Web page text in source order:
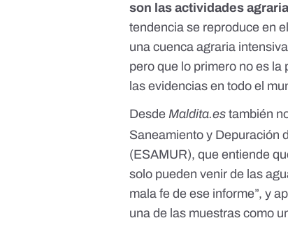
son las actividades
tendencia se reproduce en
una cuenca agraria
pero que lo primero no es
las evidencias en todo el
DesdeMaldita.es también
Saneamiento y Depuración
(ESAMUR), que entiende
solo pueden venir de las
mala fe de ese informe”, y
una de las muestras como